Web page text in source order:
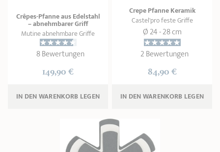
KOLLEKTIONEN
STORE-FINDER
KONTAKT
Crêpes-Pfanne aus Edelstahl
– abnehmbarer Griff
Mutine abnehmbare Griffe
8 Bewertungen
149,90 €
LEGEN
Crepe Pfanne Keramik
Castel'pro feste Griffe
Ø 24 - 28 cm
2 Bewertungen
84,90 €
LEGEN